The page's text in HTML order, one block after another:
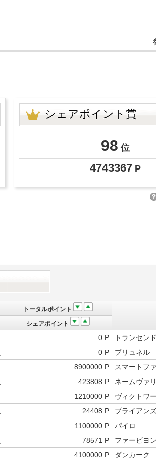
シェアポイント賞
98 位
4743367 P
トータルポイント
シェアポイント
0 P
トランセンド
0 P プリュネル
8900000 P
スマートフ
423808 P ネームヴァ
1210000 P
ヴィクトワ
24408 P ブライアン
1100000 P
パイロ
78571 P ファービヨ
4100000 P
ダンカーク